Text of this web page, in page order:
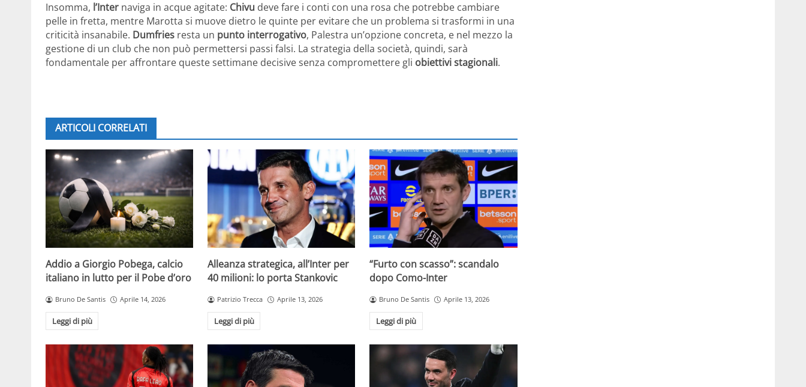
Insomma, l’Inter naviga in acque agitate: Chivu deve fare i conti con una rosa che potrebbe cambiare
pelle in fretta, mentre Marotta si muove dietro le quinte per evitare che un problema si trasformi in una
criticità insanabile. Dumfries resta un punto interrogativo, Palestra un’opzione concreta, e nel mezzo la
gestione di un club che non può permettersi passi falsi. La strategia della società, quindi, sarà
fondamentale per affrontare queste settimane decisive senza compromettere gli obiettivi stagionali.
ARTICOLI CORRELATI
Addio a Giorgio Pobega, calcio
italiano in lutto per il Pobe d’oro
Bruno De Santis Aprile 14, 2026
Leggi di più
Alleanza strategica, all’Inter per
40 milioni: lo porta Stankovic
Patrizio Trecca Aprile 13, 2026
Leggi di più
“Furto con scasso”: scandalo
dopo Como-Inter
Bruno De Santis Aprile 13, 2026
Leggi di più